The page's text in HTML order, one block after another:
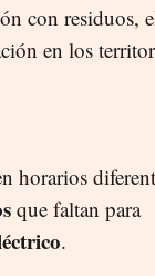
con residuos,
en los
horarios
que faltan para
.